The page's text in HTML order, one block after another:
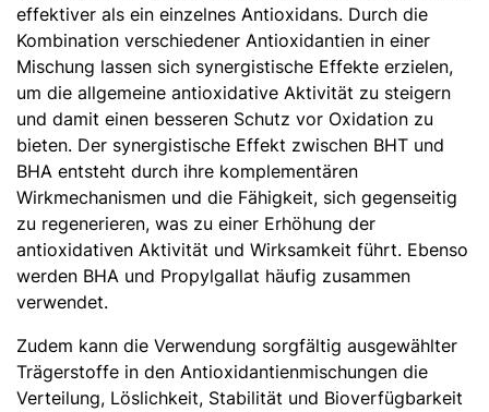
effektiver als ein einzelnes Antioxidans. Durch die
Kombination verschiedener Antioxidantien in einer
Mischung lassen sich synergistische Effekte erzielen,
um die allgemeine antioxidative Aktivität zu steigern
und damit einen besseren Schutz vor Oxidation zu
bieten. Der synergistische Effekt zwischen BHT und
BHA entsteht durch ihre komplementären
Wirkmechanismen und die Fähigkeit, sich gegenseitig
zu regenerieren, was zu einer Erhöhung der
antioxidativen Aktivität und Wirksamkeit führt. Ebenso
werden BHA und Propylgallat häufig zusammen
verwendet.
Zudem kann die Verwendung sorgfältig ausgewählter
Trägerstoffe in den Antioxidantienmischungen die
Verteilung, Löslichkeit, Stabilität und Bioverfügbarkeit